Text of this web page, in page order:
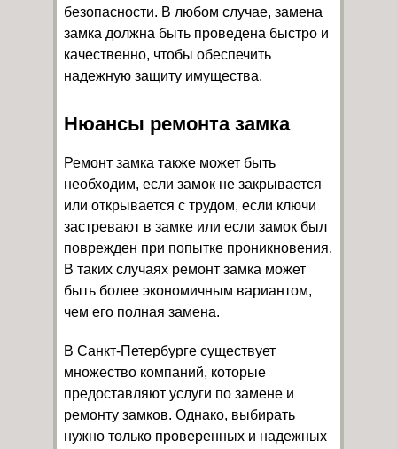
безопасности. В любом случае, замена
замка должна быть проведена быстро и
качественно, чтобы обеспечить
надежную защиту имущества.
Нюансы ремонта замка
Ремонт замка также может быть
необходим, если замок не закрывается
или открывается с трудом, если ключи
застревают в замке или если замок был
поврежден при попытке проникновения.
В таких случаях ремонт замка может
быть более экономичным вариантом,
чем его полная замена.
В Санкт-Петербурге существует
множество компаний, которые
предоставляют услуги по замене и
ремонту замков. Однако, выбирать
нужно только проверенных и надежных